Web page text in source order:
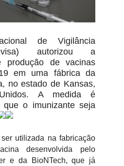
de Vigilância
autorizou a
produção de vacinas
em uma fábrica da
no estado de Kansas,
A medida é
que o imunizante seja
utilizada na fabricação
desenvolvida pelo
e da BioNTech, que já